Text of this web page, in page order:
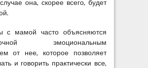
она, скорее всего, будет
с мамой часто объясняются
эмоциональным
от нее, которое позволяет
и говорить практически все,